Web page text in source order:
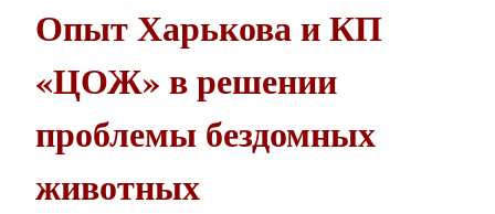
Опыт Харькова и КП
«ЦОЖ» в решении
проблемы бездомных
животных